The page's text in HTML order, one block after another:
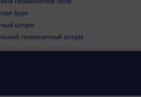
буря
шторм
геомагнитный шторм